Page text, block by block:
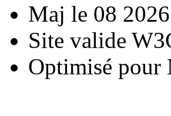
Maj le 08
Site valide
Optimisé